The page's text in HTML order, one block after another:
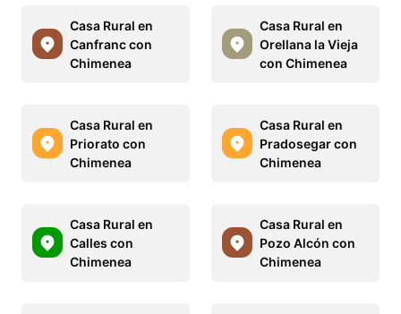
Casa Rural en
Canfranc con
Chimenea
Casa Rural en
Orellana la Vieja
con Chimenea
Casa Rural en
Priorato con
Chimenea
Casa Rural en
Pradosegar con
Chimenea
Casa Rural en
Calles con
Chimenea
Casa Rural en
Pozo Alcón con
Chimenea